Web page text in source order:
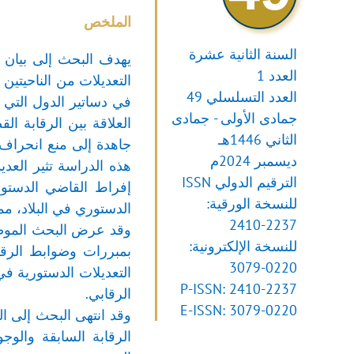
الملخص
يهدف البحث إلى بيان
التعديلات من
في دساتير الدول
العلاقة بين الرقابة
جاهدة إلى منع
هذه الدراسة تثير
إفراط القاضي
الدستوري في البلاد،
وقد عرض البحث
بمبررات وضوابط
التعديلات الدستورية
الرقابي.
وقد انتهى البحث إلى
الرقابة السابقة
السنة الثانية عشرة
العدد 1
العدد التسلسلي 49
جمادى الأولى - جمادى
الثاني 1446هـ
ديسمبر 2024م
الترقيم الدولي ISSN
للنسخة الورقية:
2410-2237
للنسخة الإلكترونية:
3079-0220
P-ISSN: 2410-2237
E-ISSN: 3079-0220